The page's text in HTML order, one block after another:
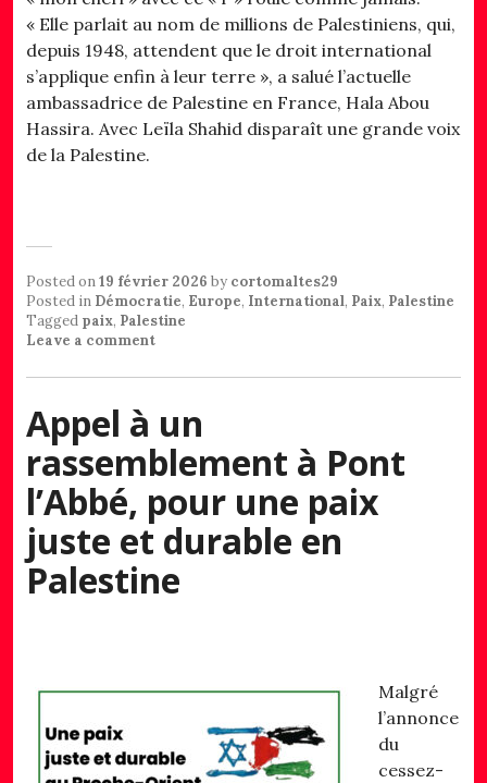
« Elle parlait au nom de millions de Palestiniens, qui,
depuis 1948, attendent que le droit international
s’applique enfin à leur terre », a salué l’actuelle
ambassadrice de Palestine en France, Hala Abou
Hassira. Avec Leïla Shahid disparaît une grande voix
de la Palestine.
Posted on19 février 2026 by cortomaltes29
Posted in Démocratie, Europe, International, Paix, Palestine
Tagged paix, Palestine
Leave a comment
Appel à un
rassemblement à Pont
l’Abbé, pour une paix
juste et durable en
Palestine
Malgré
l’annonce
du
cessez-